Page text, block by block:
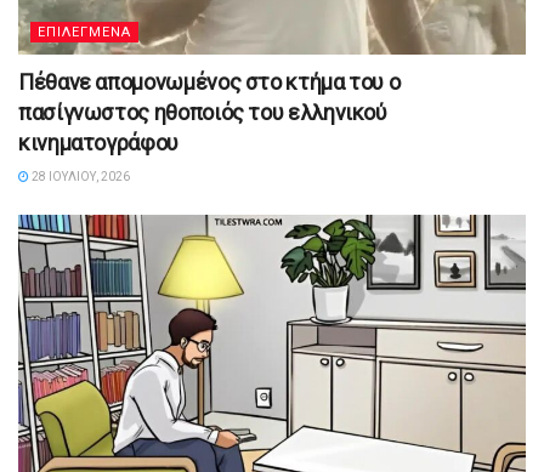
ΕΠΙΛΕΓΜΕΝΑ
Πέθανε απομονωμένος στο κτήμα του ο
πασίγνωστος ηθοποιός του ελληνικού
κινηματογράφου
28 ΙΟΥΛΊΟΥ, 2026